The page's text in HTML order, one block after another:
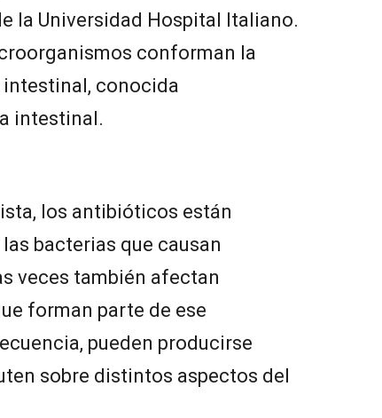
la Universidad Hospital Italiano.
conforman la
conocida
intestinal.
los antibióticos están
bacterias que causan
veces también afectan
forman parte de ese
pueden producirse
sobre distintos aspectos del